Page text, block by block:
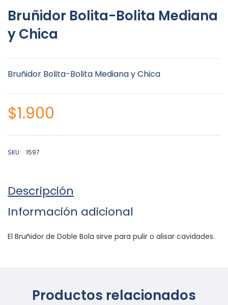
Bruñidor Bolita-Bolita Mediana
y Chica
Bruñidor Bolita-Bolita Mediana y Chica
$1.900
SKU: 1597
Descripción
Información adicional
El Bruñidor de Doble Bola sirve para pulir o alisar cavidades.
Productos relacionados